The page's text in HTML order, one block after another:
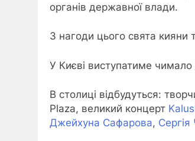
органів державної влади.
З нагоди цього свята кияни
У Києві виступатиме чимало
В столиці відбудуться:
Plaza, великий концерт
Джейхуна Сафарова,